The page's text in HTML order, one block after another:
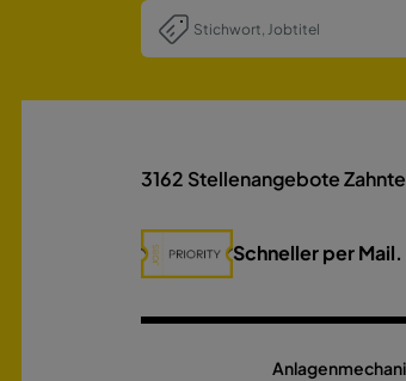
3162 Stellenangebote
Schneller per Mail.